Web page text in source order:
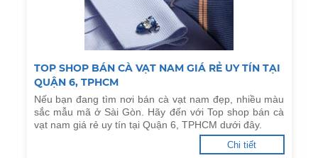
TOP SHOP BÁN CÀ VẠT NAM GIÁ RẺ UY TÍN TẠI
QUẬN 6, TPHCM
Nếu bạn đang tìm nơi bán cà vạt nam đẹp, nhiều màu
sắc mẫu mã ở Sài Gòn. Hãy đến với Top shop bán cà
vạt nam giá rẻ uy tín tại Quận 6, TPHCM dưới đây.
Chi tiết